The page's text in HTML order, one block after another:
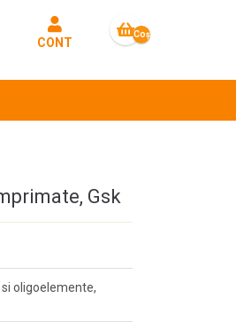
CONT
Coş
Gsk
oligoelemente,